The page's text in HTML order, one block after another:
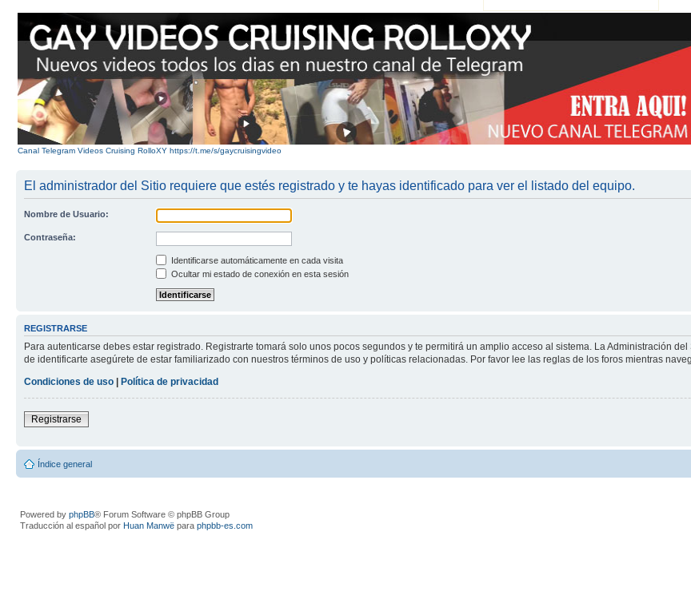
Canal Telegram Videos Cruising RolloXY https://t.me/s/gaycruisingvideo
El administrador del Sitio requiere que estés registrado y te hayas identificado para ver el listado del equipo.
Nombre de Usuario:
Contraseña:
Identificarse automáticamente en cada visita
Ocultar mi estado de conexión en esta sesión
REGISTRARSE
Para autenticarse debes estar registrado. Registrarte tomará solo unos pocos segundos y te permitirá un amplio acceso al sistema. La Administración
de identificarte asegúrete de estar familiarizado con nuestros términos de uso y políticas relacionadas. Por favor lee las reglas de los foros mientras
Condiciones de uso
Política de privacidad
Registrarse
Índice general
Powered by phpBB® Forum Software © phpBB Group
Traducción al español por Huan Manwë para phpbb-es.com